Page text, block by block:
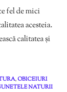
fel de mici
acesteia.
calitatea și
,OBICEIURI
NATURII